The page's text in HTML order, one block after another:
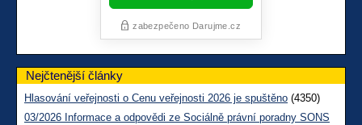
Nejčtenější články
Hlasování veřejnosti o Cenu veřejnosti 2026 je spuštěno (4350)
03/2026 Informace a odpovědi ze Sociálně právní poradny SONS